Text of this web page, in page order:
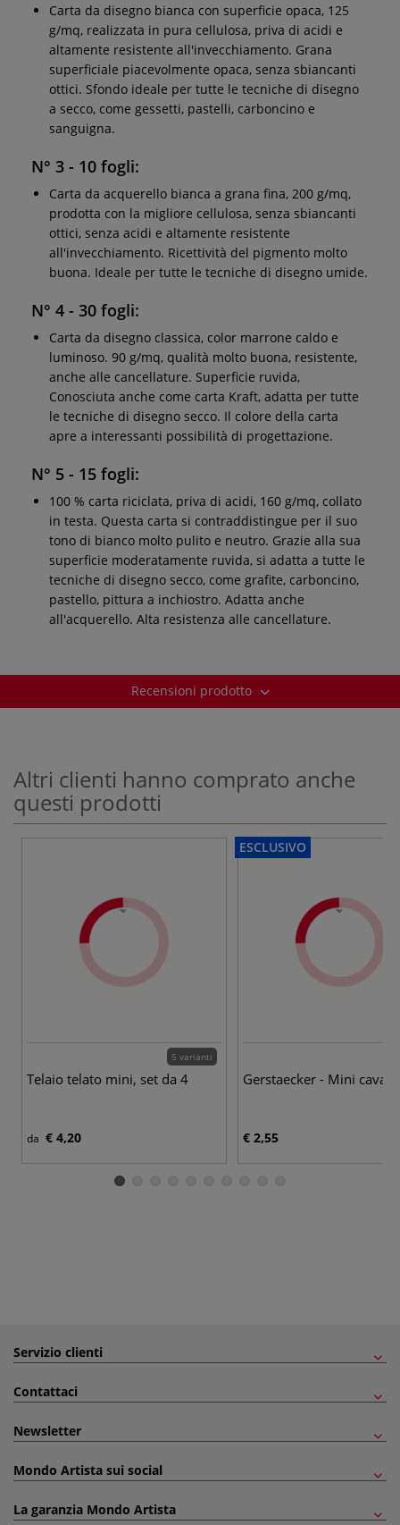
Carta da disegno bianca con superficie opaca, 125
g/mq, realizzata in pura cellulosa, priva di acidi e
altamente resistente all'invecchiamento. Grana
superficiale piacevolmente opaca, senza sbiancanti
ottici. Sfondo ideale per tutte le tecniche di disegno
a secco, come gessetti, pastelli, carboncino e
sanguigna.
N° 3 - 10 fogli:
Carta da acquerello bianca a grana fina, 200 g/mq,
prodotta con la migliore cellulosa, senza sbiancanti
ottici, senza acidi e altamente resistente
all'invecchiamento. Ricettività del pigmento molto
buona. Ideale per tutte le tecniche di disegno umide.
N° 4 - 30 fogli:
Carta da disegno classica, color marrone caldo e
luminoso. 90 g/mq, qualità molto buona, resistente,
anche alle cancellature. Superficie ruvida,
Conosciuta anche come carta Kraft, adatta per tutte
le tecniche di disegno secco. Il colore della carta
apre a interessanti possibilità di progettazione.
N° 5 - 15 fogli:
100 % carta riciclata, priva di acidi, 160 g/mq, collato
in testa. Questa carta si contraddistingue per il suo
tono di bianco molto pulito e neutro. Grazie alla sua
superficie moderatamente ruvida, si adatta a tutte le
tecniche di disegno secco, come grafite, carboncino,
pastello, pittura a inchiostro. Adatta anche
all'acquerello. Alta resistenza alle cancellature.
Recensioni prodotto
Altri clienti hanno comprato anche
questi prodotti
5 varianti
Telaio telato mini, set da 4
da € 4,20
ESCLUSIVO
Gerstaecker - Mini
€ 2,55
Servizio clienti
Contattaci
Newsletter
Mondo Artista sui social
La garanzia Mondo Artista